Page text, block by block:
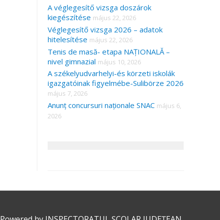
A véglegesítő vizsga doszárok
kiegészítése május 22, 2026
Véglegesítő vizsga 2026 – adatok
hitelesítése május 22, 2026
Tenis de masă- etapa NAȚIONALĂ –
nivel gimnazial május 10, 2026
A székelyudvarhelyi-és körzeti iskolák
igazgatóinak figyelmébe-Sulibörze 2026
május 7, 2026
Anunț concursuri naționale SNAC május 6,
2026